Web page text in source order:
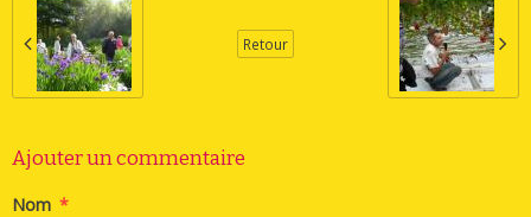
Retour
Ajouter un commentaire
Nom